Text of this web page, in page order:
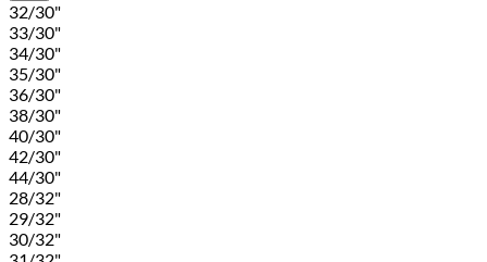
32/30"
33/30"
34/30"
35/30"
36/30"
38/30"
40/30"
42/30"
44/30"
28/32"
29/32"
30/32"